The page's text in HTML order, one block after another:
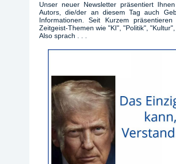
Unser neuer Newsletter präsentiert
Autors, die/der an diesem Tag auch
Informationen. Seit Kurzem
Zeitgeist-Themen wie "KI", "Politik",
Also sprach . . .